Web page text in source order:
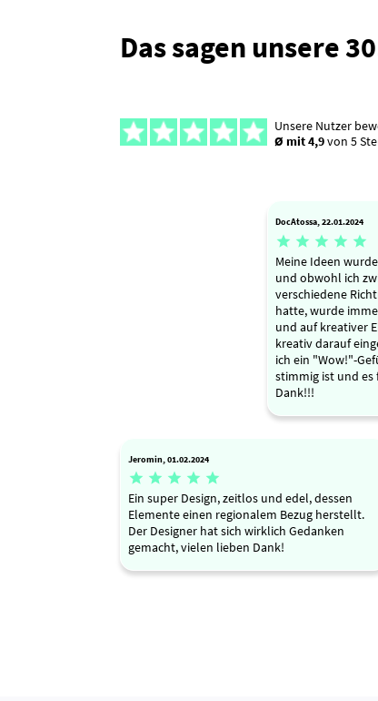
Das sagen unsere
Unsere Nutzer
Ø mit 4,9von 5
DocAtossa, 22.01.2024
    
Meine Ideen
und obwohl ich
verschiedene
hatte, wurde
und auf kreativer
kreativ darauf
ich ein "Wow!"-
stimmig ist und es
Dank!!!
Jeromin, 01.02.2024
    
Ein super Design, zeitlos und edel, dessen
Elemente einen regionalem Bezug herstellt.
Der Designer hat sich wirklich Gedanken
gemacht, vielen lieben Dank!